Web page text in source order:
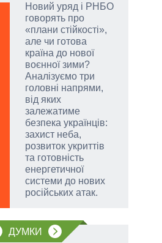
Новий уряд і РНБО
говорять про
«плани стійкості»,
але чи готова
країна до нової
воєнної зими?
Аналізуємо три
головні напрями,
від яких
залежатиме
безпека українців:
захист неба,
розвиток укриттів
та готовність
енергетичної
системи до нових
російських атак.
ДУМКИ